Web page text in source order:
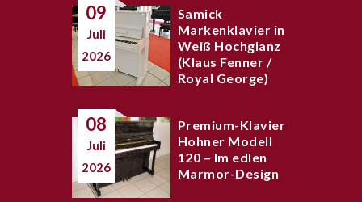
09
Juli
2026
Samick
Markenklavier in
Weiß Hochglanz
(Klaus Fenner /
Royal George)
08
Juli
2026
Premium-Klavier
Hohner Modell
120 – Im edlen
Marmor-Design